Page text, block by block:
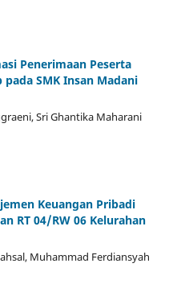
Penerimaan Peserta
pada SMK Insan Madani
Sri Ghantika Maharani
Keuangan Pribadi
RT 04/RW 06 Kelurahan
Muhammad Ferdiansyah